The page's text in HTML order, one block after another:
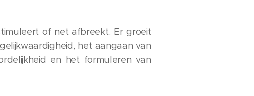
of net afbreekt. Er groeit
het aangaan van
en het formuleren van